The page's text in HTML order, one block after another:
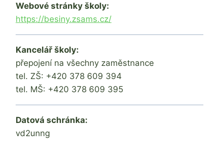
Webové stránky školy:
https://besiny.zsams.cz/
Kancelář školy:
přepojení na všechny zaměstnance
tel. ZŠ: +420 378 609 394
tel. MŠ: +420 378 609 395
Datová schránka:
vd2unng